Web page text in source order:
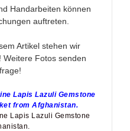
Handarbeiten können
auftreten.
Artikel stehen wir
Weitere Fotos senden
Lapis Lazuli Gemstone
from Afghanistan.
Lapis Lazuli Gemstone